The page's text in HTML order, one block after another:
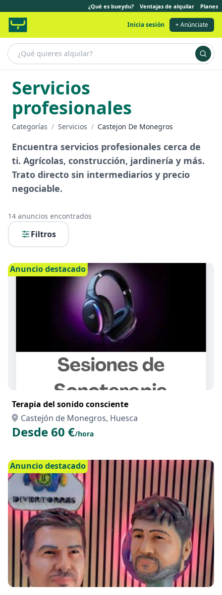
¿Qué es bueydu? Ventajas de alquilar Planes
Inicia sesión + Anúnciate
Servicios
profesionales
Categorías / Servicios / Castejon De Monegros
Encuentra servicios profesionales cerca de
ti. Agrícolas, construcción, jardinería y más.
Trato directo sin intermediarios y precio
negociable.
14 anuncios encontrados
Filtros
Anuncio destacado
Terapia del sonido consciente
Castejón de Monegros, Huesca
Desde 60 €/hora
Anuncio destacado